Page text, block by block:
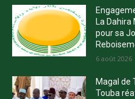
La
pour sa
6 août 2026
Magal de
Touba